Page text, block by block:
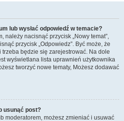
lub wysłać odpowiedź w temacie?
należy nacisnąć przycisk „Nowy temat”,
przycisk „Odpowiedz”. Być może, że
będzie się zarejestrować. Na dole
wyświetlana lista uprawnień użytkownika
tworzyć nowe tematy, Możesz dodawać
usunąć post?
moderatorem, możesz zmieniać i usuwać